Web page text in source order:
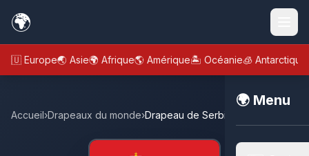
🌍
🇪🇺 Europe🌏 Asie🌍 Afrique🌎 Amérique🏝️ Océanie🧊 Antarctique
🌍 Menu
Accueil›Drapeaux du monde›Drapeau de Serbie-Monténégro